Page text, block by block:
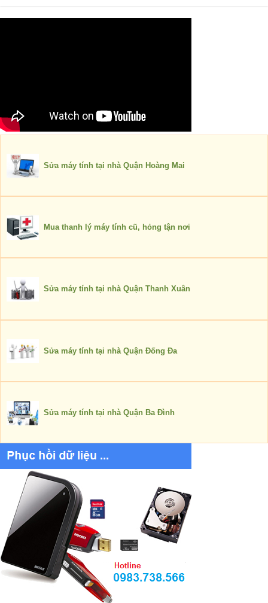
Sửa máy tính tại nhà Quận Hoàng Mai
Mua thanh lý máy tính cũ, hỏng tận nơi
Sửa máy tính tại nhà Quận Thanh Xuân
Sửa máy tính tại nhà Quận Đống Đa
Sửa máy tính tại nhà Quận Ba Đình